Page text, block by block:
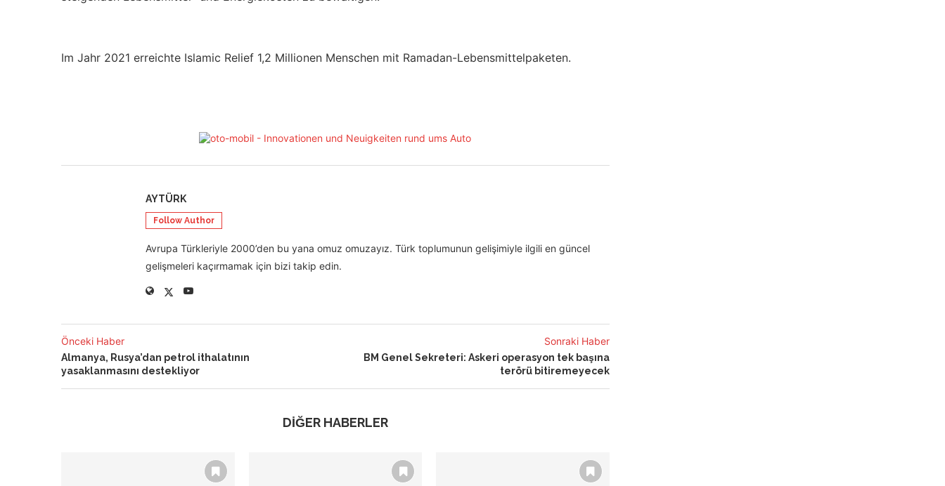
Im Jahr 2021 erreichte Islamic Relief 1,2 Millionen Menschen mit Ramadan-Lebensmittelpaketen.
AYTÜRK
Follow Author
Avrupa Türkleriyle 2000’den bu yana omuz omuzayız. Türk toplumunun gelişimiyle ilgili en güncel
gelişmeleri kaçırmamak için bizi takip edin.
Önceki Haber
Almanya, Rusya’dan petrol ithalatının
yasaklanmasını destekliyor
Sonraki Haber
BM Genel Sekreteri: Askeri operasyon tek başına
terörü bitiremeyecek
DİĞER HABERLER